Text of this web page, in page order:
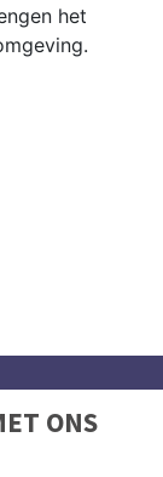
het
ONS